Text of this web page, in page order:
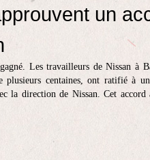
un
Les travailleurs de Nissan à
plusieurs centaines, ont ratifié à
la direction de Nissan. Cet accord